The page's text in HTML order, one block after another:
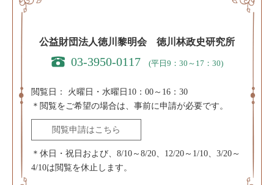
公益財団法人徳川黎明会 徳川林政史研究所
03-3950-0117 (平日9：30～17：30)
閲覧日：
火曜日・水曜日10：00～16：30
＊閲覧をご希望の場合は、事前に申請が必要です。
閲覧申請はこちら
＊休日・祝日および、8/10～8/20、12/20～1/10、3/20～
4/10は閲覧を休止します。